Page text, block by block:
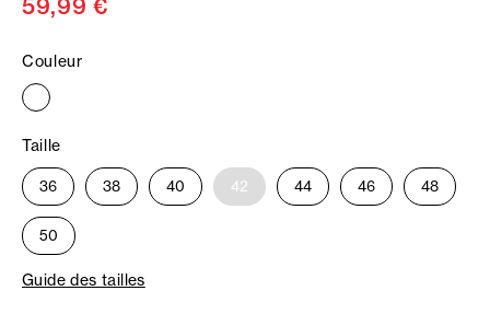
59,99 €
Couleur
Taille
36 38 40 42 44 46 48
50
Guide des tailles